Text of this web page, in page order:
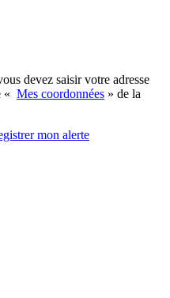
devez saisir votre adresse
« Mes coordonnées » de la
mon alerte